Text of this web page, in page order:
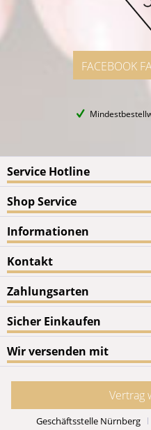
FACEBOOK
Service Hotline
Shop Service
Informationen
Kontakt
Zahlungsarten
Sicher Einkaufen
Wir versenden mit
Vertrag
Geschäftsstelle Nürnberg